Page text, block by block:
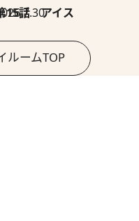
15話 アイス
ルームTOP